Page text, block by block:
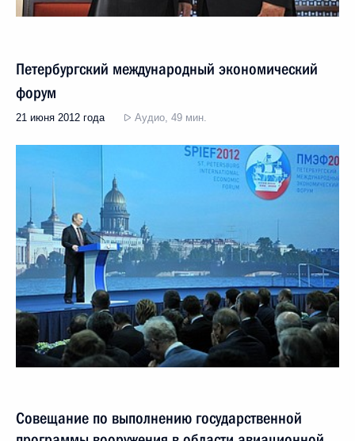
Петербургский международный экономический
форум
21 июня 2012 года Аудио, 49 мин.
Совещание по выполнению государственной